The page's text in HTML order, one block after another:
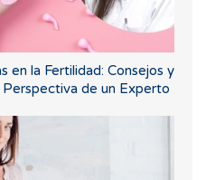
en la Fertilidad: Consejos y
de un Experto